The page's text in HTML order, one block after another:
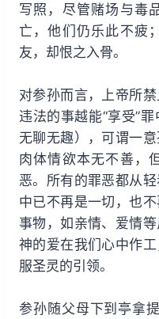
写照，尽管赌场与毒
亡，他们仍乐此不疲
友，却恨之入骨。
对参孙而言，上帝所
违法的事越能“享受”
无聊无趣），可谓一
肉体情欲本无不善，
恶。所有的罪恶都从
中已不再是一切，也
事物，如亲情、爱情
神的爱在我们心中作
服圣灵的引领。
参孙随父母下到亭拿